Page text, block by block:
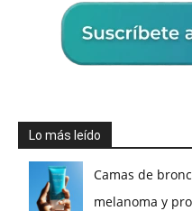
Lo más leído
Camas de
melanoma y